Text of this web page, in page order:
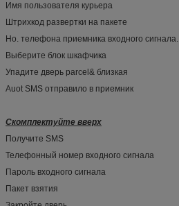
Имя пользователя курьера
Штрихкод развертки на пакете
Но. телефона приемника входного сигнала.
Выберите блок шкафчика
Упадите дверь parcel& близкая
Auot SMS отправило в приемник
Скомплектуйте вверх
Получите SMS
Телефонный номер входного сигнала
Пароль входного сигнала
Пакет взятия